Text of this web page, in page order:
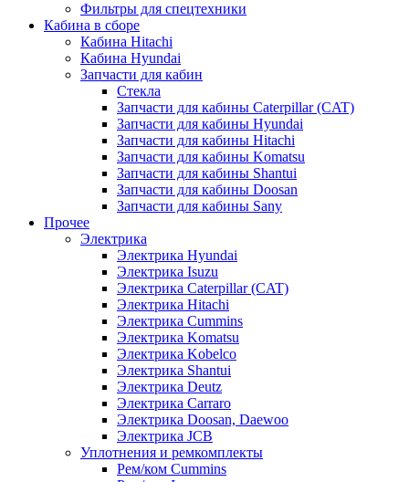
Фильтры для спецтехники
Кабина в сборе
Кабина Hitachi
Кабина Hyundai
Запчасти для кабин
Стекла
Запчасти для кабины Caterpillar (CAT)
Запчасти для кабины Hyundai
Запчасти для кабины Hitachi
Запчасти для кабины Komatsu
Запчасти для кабины Shantui
Запчасти для кабины Doosan
Запчасти для кабины Sany
Прочее
Электрика
Электрика Hyundai
Электрика Isuzu
Электрика Caterpillar (CAT)
Электрика Hitachi
Электрика Cummins
Электрика Komatsu
Электрика Kobelco
Электрика Shantui
Электрика Deutz
Электрика Carraro
Электрика Doosan, Daewoo
Электрика JCB
Уплотнения и ремкомплекты
Рем/ком Cummins